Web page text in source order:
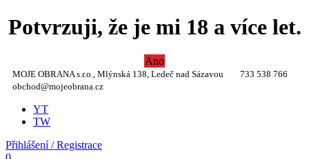
Potvrzuji, že je mi 18 a více let.
Ano
MOJE OBRANA s.r.o., Mlýnská 138, Ledeč nad Sázavou
733 538 766
obchod@mojeobrana.cz
YT
TW
Přihlášení / Registrace